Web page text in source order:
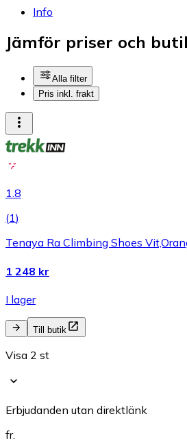
Info
Jämför priser och
Alla filter
Pris inkl. frakt
1.8
(1)
Tenaya Ra Climbing Shoes
1 248 kr
I lager
Till butik
Visa 2 st
Erbjudanden utan direktlänk
fr.